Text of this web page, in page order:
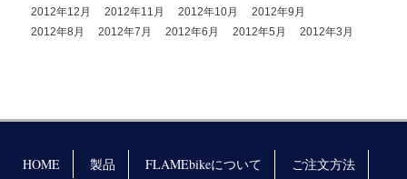
2012年12月
2012年11月 2012年10月
2012年9月
2012年8月
2012年7月 2012年6月 2012年5月 2012年3月
HOME 製品 FLAMEbikeについて ご注文方法